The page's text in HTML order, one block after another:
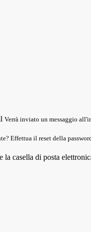
Verrà inviato un messaggio
Effettua il reset della
casella di posta